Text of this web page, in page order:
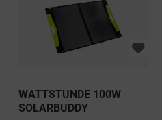
WATTSTUNDE 100W
SOLARBUDDY